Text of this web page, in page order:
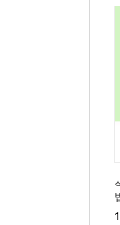
4부